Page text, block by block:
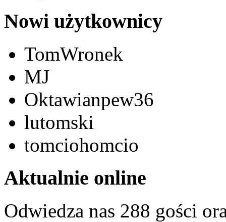
Nowi użytkownicy
TomWronek
MJ
Oktawianpew36
lutomski
tomciohomcio
Aktualnie online
Odwiedza nas 288 gości